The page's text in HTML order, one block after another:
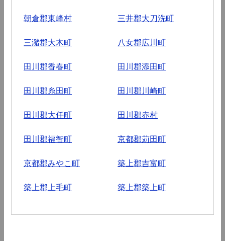
朝倉郡東峰村 三井郡大刀洗町
三潴郡大木町 八女郡広川町
田川郡香春町 田川郡添田町
田川郡糸田町 田川郡川崎町
田川郡大任町 田川郡赤村
田川郡福智町 京都郡苅田町
京都郡みやこ町 築上郡吉富町
築上郡上毛町 築上郡築上町